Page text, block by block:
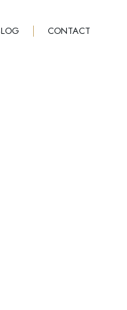
CONTACT